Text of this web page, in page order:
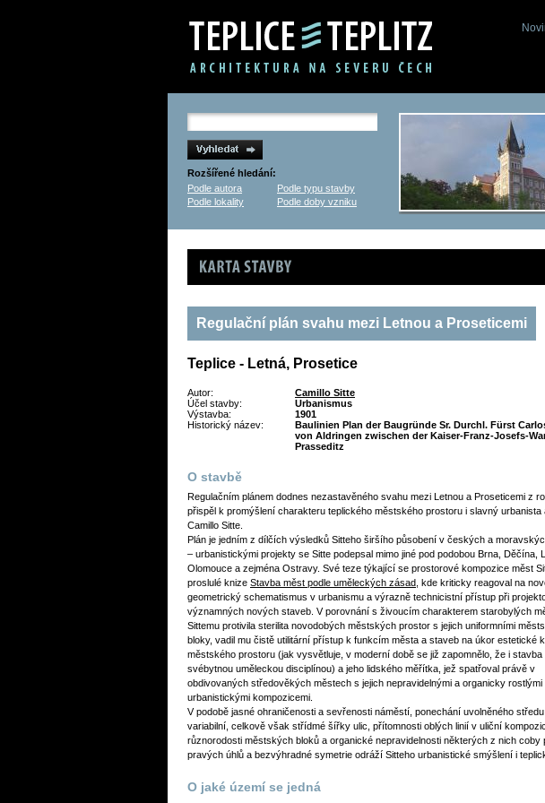
Rozšířené hledání:
Podle autora
Podle typu stavby
Podle lokality
Podle doby vzniku
Karta stavby
Regulační plán svahu mezi Letnou a Proseticemi
Teplice - Letná, Prosetice
Autor:
Camillo Sitte
Účel stavby:
Urbanismus
Výstavba:
1901
Historický název:
Baulinien Plan der Baugründe Sr. Durchl. Fürst
von Aldringen zwischen der Kaiser-Franz-Josefs-
Prasseditz
O stavbě
Regulačním plánem dodnes nezastavěného svahu mezi Letnou a Proseticemi z
přispěl k promýšlení charakteru teplického městského prostoru i slavný urbanista
Camillo Sitte.
Plán je jedním z dílčích výsledků Sitteho širšího působení v českých a
– urbanistickými projekty se Sitte podepsal mimo jiné pod podobou Brna, Děčína,
Olomouce a zejména Ostravy. Své teze týkající se prostorové kompozice měst
proslulé knize Stavba měst podle uměleckých zásad , kde kriticky reagoval na
geometrický schematismus v urbanismu a výrazně technicistní přístup při
významných nových staveb. V porovnání s živoucím charakterem starobylých
Sittemu protivila sterilita novodobých městských prostor s jejich uniformními
bloky, vadil mu čistě utilitární přístup k funkcím města a staveb na úkor estetické
městského prostoru (jak vysvětluje, v moderní době se již zapomnělo, že i stavba
svébytnou uměleckou disciplínou) a jeho lidského měřítka, jež spatřoval právě v
obdivovaných středověkých městech s jejich nepravidelnými a organicky rostlými
urbanistickými kompozicemi.
V podobě jasné ohraničenosti a sevřenosti náměstí, ponechání uvolněného středu
variabilní, celkově však střídmé šířky ulic, přítomnosti oblých linií v uliční
různorodosti městských bloků a organické nepravidelnosti některých z nich coby
pravých úhlů a bezvýhradné symetrie odráží Sitteho urbanistické smýšlení i
O jaké území se jedná